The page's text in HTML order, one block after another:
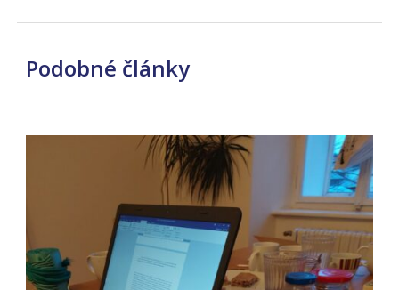
Podobné články